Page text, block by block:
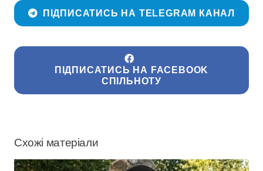
ПІДПИСАТИСЬ НА TELEGRAM КАНАЛ
ПІДПИСАТИСЬ НА FACEBOOK
СПІЛЬНОТУ
Схожі матеріали